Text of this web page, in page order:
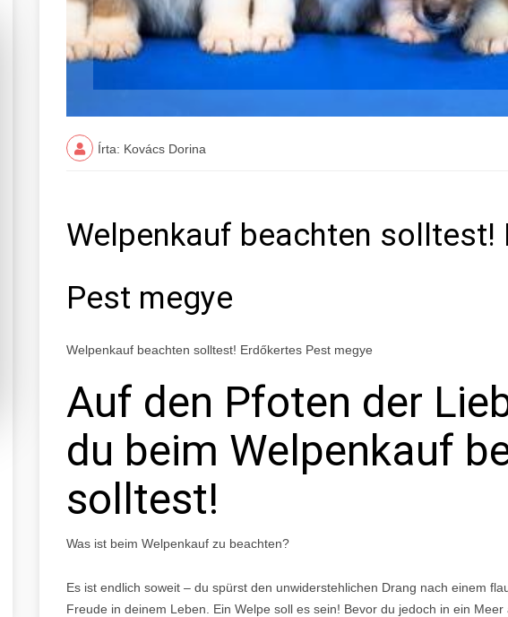
Írta: Kovács Dorina
Welpenkauf beachten solltest!
Pest megye
Welpenkauf beachten solltest! Erdőkertes Pest megye
Auf den Pfoten der
du beim Welpenkauf
solltest!
Was ist beim Welpenkauf zu beachten?
Es ist endlich soweit – du spürst den unwiderstehlichen Drang nach einem
Freude in deinem Leben. Ein Welpe soll es sein! Bevor du jedoch in ein